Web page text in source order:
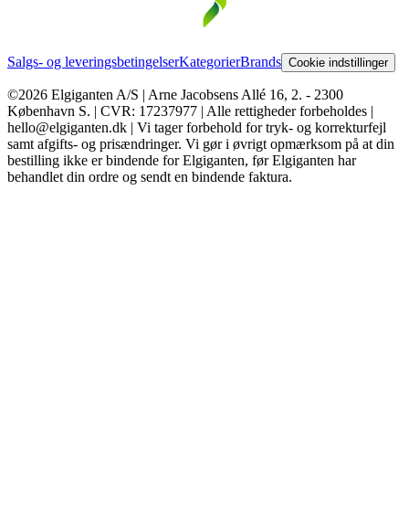
Salgs- og leveringsbetingelserKategorierBrands Cookie indstillinger
©2026 Elgiganten A/S | Arne Jacobsens Allé 16, 2. - 2300
København S. | CVR: 17237977 | Alle rettigheder forbeholdes |
hello@elgiganten.dk | Vi tager forbehold for tryk- og korrekturfejl
samt afgifts- og prisændringer. Vi gør i øvrigt opmærksom på at din
bestilling ikke er bindende for Elgiganten, før Elgiganten har
behandlet din ordre og sendt en bindende faktura.